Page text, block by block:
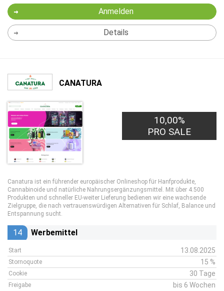
Anmelden
Details
CANATURA
10,00%
PRO SALE
Canatura ist ein führender europäischer Onlineshop für Hanfprodukte,
Cannabinoide und natürliche Nahrungsergänzungsmittel. Mit über 4.500
Produkten und schneller EU-weiter Lieferung bedienen wir eine wachsende
Zielgruppe, die nach vertrauenswürdigen Alternativen für Schlaf, Balance und
Entspannung sucht.
14 Werbemittel
Start 13.08.2025
Stornoquote 15 %
Cookie 30 Tage
Freigabe bis 6 Wochen